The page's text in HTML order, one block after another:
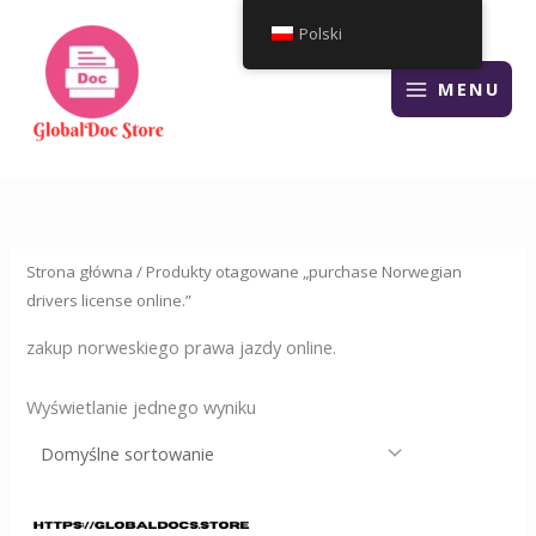
MENU
Strona główna / Produkty otagowane „purchase Norwegian
drivers license online.”
zakup norweskiego prawa jazdy online.
Wyświetlanie jednego wyniku
Polski